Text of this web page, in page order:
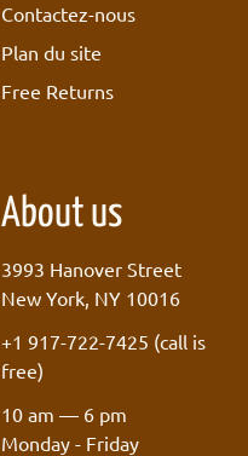
Contactez-nous
Plan du site
Free Returns
About us
3993 Hanover Street
New York, NY 10016
+1 917-722-7425 (call is
free)
10 am — 6 pm
Monday - Friday